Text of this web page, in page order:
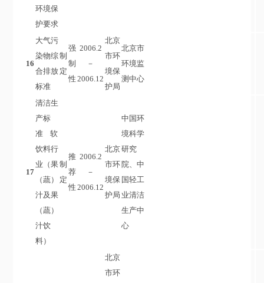
环境保
护要求
16
大气污
染物综
合排放
标准
制
定
强
制
性
2006.2
－
2006.12
北京
市环
境保
护局
北京市
环境监
测中心
17
清洁生
产标
准 软
饮料行
业（果
（蔬）
汁及果
（蔬）
汁饮
料）
制
定
推
荐
性
2006.2
－
2006.12
北京
市环
境保
护局
中国环
境科学
研究
院、中
国轻工
业清洁
生产中
心
北京
市环